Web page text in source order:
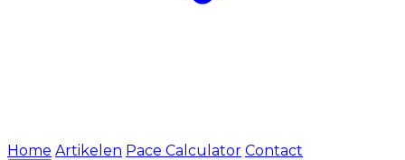
Home Artikelen Pace Calculator Contact